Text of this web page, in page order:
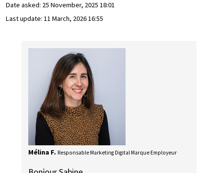
Date asked: 25 November, 2025 18:01
Last update: 11 March, 2026 16:55
Mélina F. Responsable Marketing Digital Marque Employeur